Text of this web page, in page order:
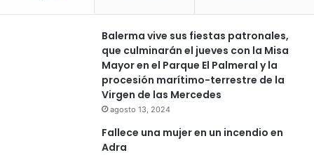
Balerma vive sus fiestas patronales,
que culminarán el jueves con la Misa
Mayor en el Parque El Palmeral y la
procesión marítimo-terrestre de la
Virgen de las Mercedes
agosto 13, 2024
Fallece una mujer en un incendio en
Adra